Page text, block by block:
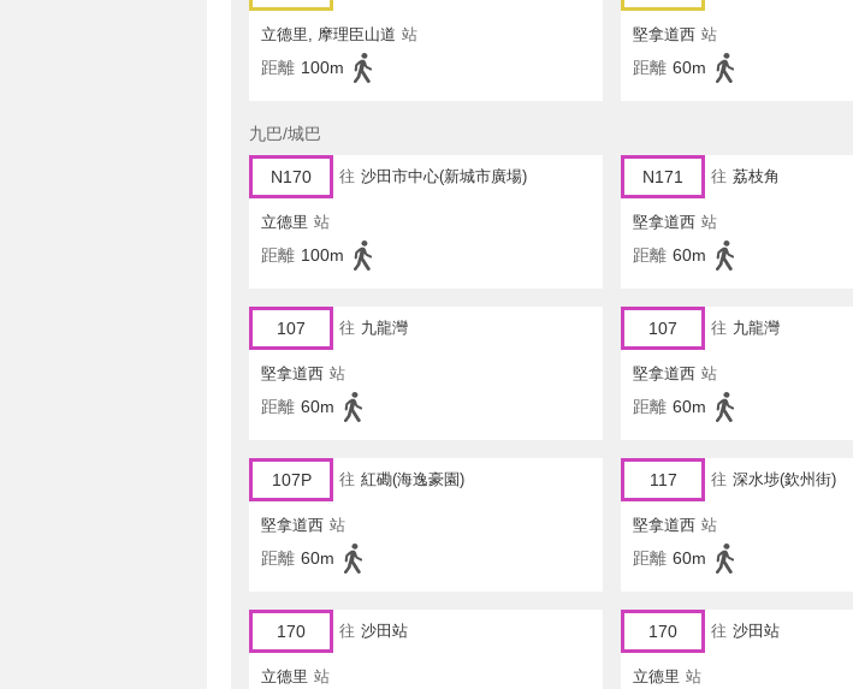
立德里, 摩理臣山道 站
距離 100m
堅拿道西 站
距離 60m
九巴/城巴
N170 往 沙田市中心(新城市廣場)
立德里 站
距離 100m
N171 往 荔枝角
堅拿道西 站
距離 60m
107 往 九龍灣
堅拿道西 站
距離 60m
107 往 九龍灣
堅拿道西 站
距離 60m
107P 往 紅磡(海逸豪園)
堅拿道西 站
距離 60m
117 往 深水埗(欽州街)
堅拿道西 站
距離 60m
170 往 沙田站
立德里 站
170 往 沙田站
立德里 站